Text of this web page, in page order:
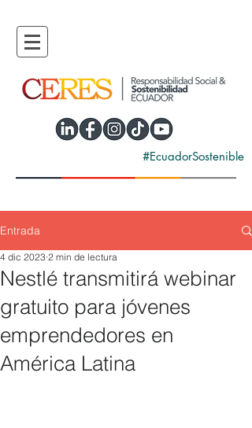
#EcuadorSostenible
Entrada
Nestlé transmitirá webinar
gratuito para jóvenes
emprendedores en
América Latina
4 dic 2023 2 min de lectura